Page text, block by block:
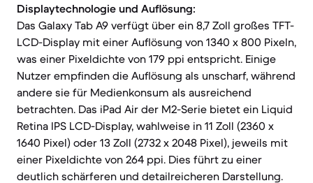
Displaytechnologie und Auflösung:
Das Galaxy Tab A9 verfügt über ein 8,7 Zoll großes TFT-
LCD-Display mit einer Auflösung von 1340 x 800 Pixeln,
was einer Pixeldichte von 179 ppi entspricht. Einige
Nutzer empfinden die Auflösung als unscharf, während
andere sie für Medienkonsum als ausreichend
betrachten. Das iPad Air der M2-Serie bietet ein Liquid
Retina IPS LCD-Display, wahlweise in 11 Zoll (2360 x
1640 Pixel) oder 13 Zoll (2732 x 2048 Pixel), jeweils mit
einer Pixeldichte von 264 ppi. Dies führt zu einer
deutlich schärferen und detailreicheren Darstellung.